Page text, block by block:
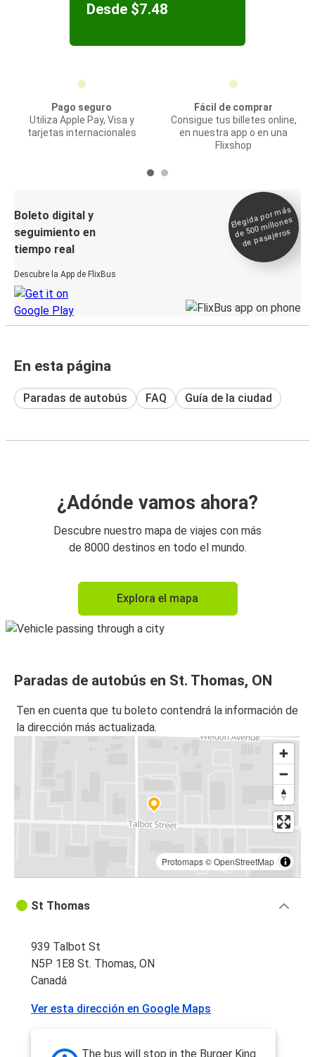
Desde $7.48
Pago seguro
Utiliza Apple Pay, Visa y
tarjetas internacionales
Fácil de comprar
Consigue tus billetes online,
en nuestra app o en una
Flixshop
Boleto digital y
seguimiento en
tiempo real
Descubre la App de FlixBus
Elegida por
más
de 500
millones
de pasajeros
En esta página
Paradas de autobús FAQ Guía de la ciudad
¿Adónde vamos ahora?
Descubre nuestro mapa de viajes con más
de 8000 destinos en todo el mundo.
Explora el mapa
Paradas de autobús en St. Thomas, ON
Ten en cuenta que tu boleto contendrá la información de
la dirección más actualizada.
Protomaps©OpenStreetMap
St Thomas
939 Talbot St
N5P 1E8 St. Thomas, ON
Canadá
Ver esta dirección en Google Maps
The bus will stop in the Burger King